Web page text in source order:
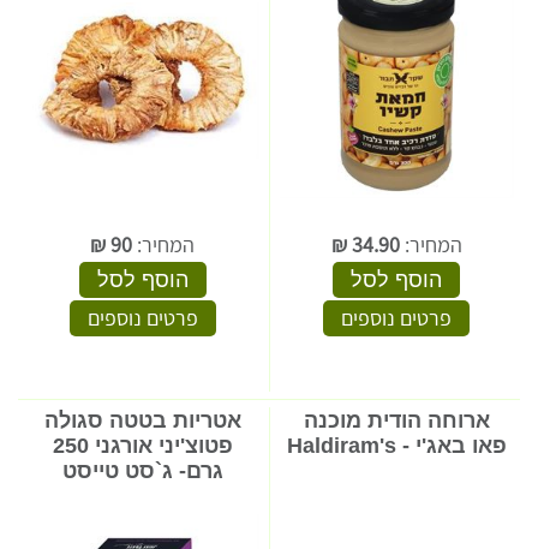
המחיר:34.90
₪
הוסף לסל
פרטים נוספים
המחיר: 90
₪
הוסף לסל
פרטים נוספים
ארוחה הודית מוכנה
פאו באג'י - Haldiram's
אטריות בטטה סגולה
פטוצ'יני אורגני 250
גרם- ג`סט טייסט